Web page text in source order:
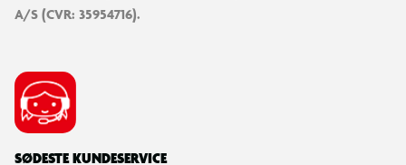
A/S (CVR: 35954716).
SØDESTE KUNDESERVICE